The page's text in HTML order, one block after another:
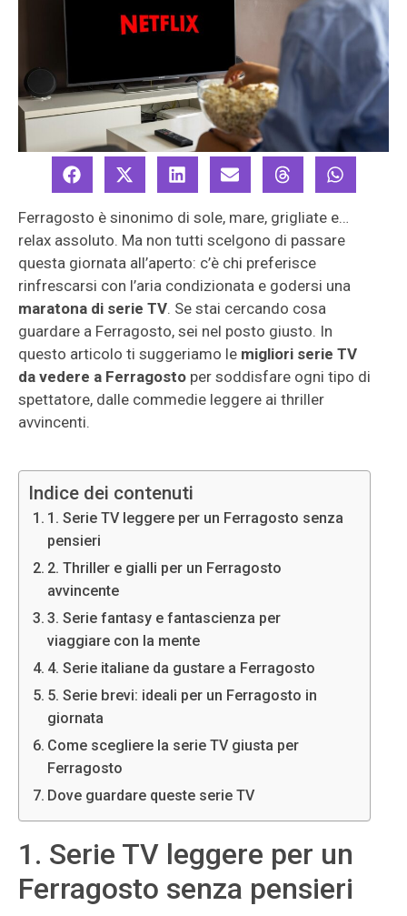
Ferragosto è sinonimo di sole, mare, grigliate e…
relax assoluto. Ma non tutti scelgono di passare
questa giornata all’aperto: c’è chi preferisce
rinfrescarsi con l’aria condizionata e godersi una
maratona di serie TV. Se stai cercando cosa
guardare a Ferragosto, sei nel posto giusto. In
questo articolo ti suggeriamo le migliori serie TV
da vedere a Ferragosto per soddisfare ogni tipo di
spettatore, dalle commedie leggere ai thriller
avvincenti.
Indice dei contenuti
1. Serie TV leggere per un Ferragosto senza
pensieri
2. Thriller e gialli per un Ferragosto
avvincente
3. Serie fantasy e fantascienza per
viaggiare con la mente
4. Serie italiane da gustare a Ferragosto
5. Serie brevi: ideali per un Ferragosto in
giornata
Come scegliere la serie TV giusta per
Ferragosto
Dove guardare queste serie TV
1. Serie TV leggere per un
Ferragosto senza pensieri